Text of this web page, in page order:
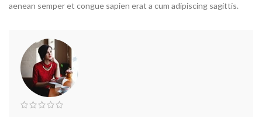
aenean semper et congue sapien erat a cum adipiscing sagittis.